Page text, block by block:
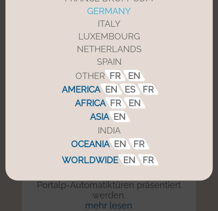
Portalp nimmt an der Einweihung
der neuen Fabrik seines indischen
Vertriebspartners teil
22/01/2024
Portalp feierte mit seinem indischen
Partner Ambica die Einweihung einer
neuen Fabrik mit einem Showroom,
Portalp-Automatiktüren präsentiert
werden.
mehr lesen
GERMANY
ITALY
LUXEMBOURG
NETHERLANDS
SPAIN
OTHER FR
EN
AMERICA EN ES
FR
AFRICA FR
EN
ASIA EN
INDIA
OCEANIA EN
FR
WORLDWIDE EN FR